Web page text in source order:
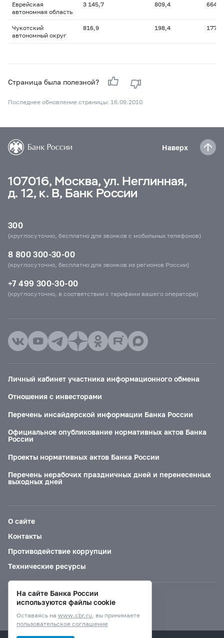
Еврейская
автономная область
3 145,7 809,4 664,7
Чукотский
автономный округ
816,9 198,4 177,1
Страница была полезной?
Последнее обновление страницы: 16.09.2010
Наверх
107016, Москва, ул. Неглинная,
д. 12, к. В, Банк России
300
(круглосуточно, бесплатно для звонков с мобильных телефонов)
8 800 300-30-00
(круглосуточно, бесплатно для звонков из регионов России)
+7 499 300-30-00
(круглосуточно, в соответствии с тарифами вашего оператора)
Личный кабинет участника информационного обмена
Отношения с инвесторами
Перечень инсайдерской информации Банка России
Официальное опубликование нормативных актов Банка
России
Проекты нормативных актов Банка России
Перечень нерабочих праздничных дней и перенесенных
выходных дней
О сайте
Контакты
Противодействие коррупции
Технические ресурсы
Версия для слабовидящих
На сайте Банка России
используются файлы cookie
Оставаясь на www.cbr.ru, вы принимаете
пользовательское соглашение